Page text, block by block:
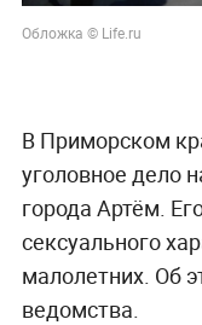
Обложка © Life.ru
В Приморском
уголовное дело
города Артём.
сексуального
малолетних. Об
ведомства.